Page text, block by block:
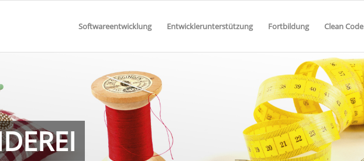
Softwareentwicklung Entwicklerunterstützung Fortbildung Clean Code